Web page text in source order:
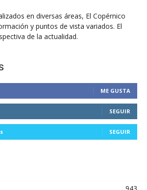
en diversas áreas, El Copérnico
y puntos de vista variados. El
de la actualidad.
ME GUSTA
SEGUIR
SEGUIR